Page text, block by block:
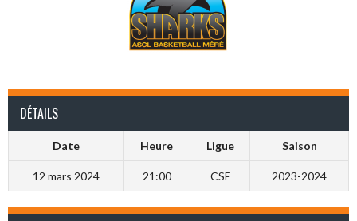
DÉTAILS
Date Heure Ligue Saison
12 mars 2024 21:00 CSF 2023-2024